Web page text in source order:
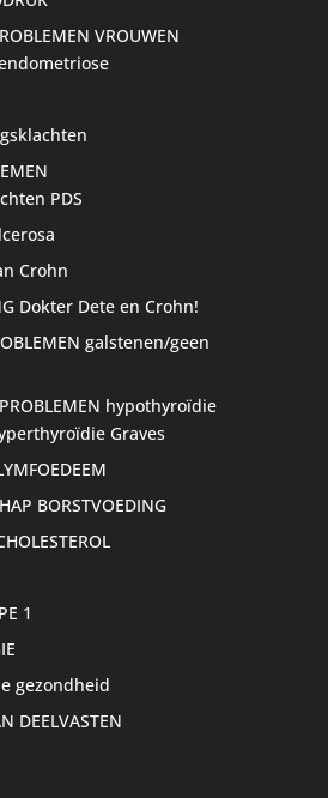
VROUWEN
PDS
Crohn
Dokter Dete en Crohn!
galstenen/geen
hypothyroïdie
Graves
BORSTVOEDING
1
gezondheid
DEELVASTEN